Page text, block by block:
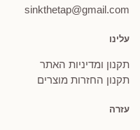
sinkthetap@gmail.com
עלינו
תקנון ומדיניות האתר
תקנון החזרות מוצרים
עזרה